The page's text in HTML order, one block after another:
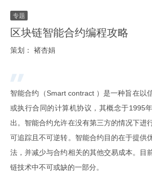
区块链智能合约编程攻略
策划： 褚杏娟
智能合约（Smart contract ）是一种旨在以
或执行合同的计算机协议，其概念于1995
出。智能合约允许在没有第三方的情况下进
可追踪且不可逆转。智能合约目的在于提供
法，并减少与合约相关的其他交易成本。目
链技术中不可或缺的一部分。